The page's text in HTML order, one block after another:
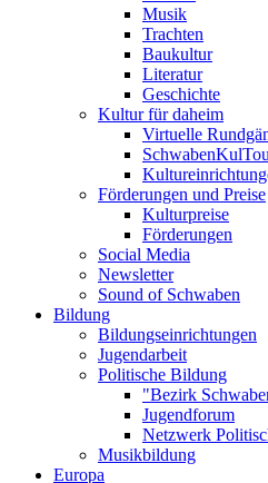
Musik
Trachten
Baukultur
Literatur
Geschichte
Kultur für daheim
Virtuelle
Förderungen und Preise
Kulturpreise
Förderungen
Social Media
Newsletter
Sound of Schwaben
Bildung
Bildungseinrichtungen
Jugendarbeit
Politische Bildung
"Bezirk
Jugendforum
Netzwerk
Musikbildung
Europa